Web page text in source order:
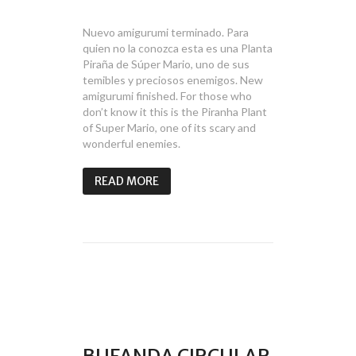
Nuevo amigurumi terminado. Para
quien no la conozca esta es una Planta
Piraña de Súper Mario, uno de sus
temibles y preciosos enemigos. New
amigurumi finished. For those who
don’t know it this is the Piranha Plant
of Super Mario, one of its scary and
wonderful enemies.
READ MORE